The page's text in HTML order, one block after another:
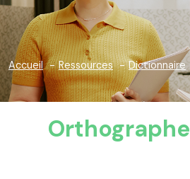
Accueil Ressources Dictionnaire
Orthographe